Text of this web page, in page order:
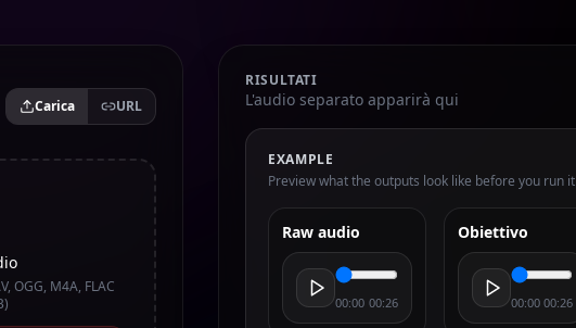
Carica URL
OGG, M4A, FLAC
RISULTATI
L'audio separato apparirà qui
EXAMPLE
Preview what the outputs look like before you run it
Raw audio
00:00 00:26
Obiettivo
00:00 00:26